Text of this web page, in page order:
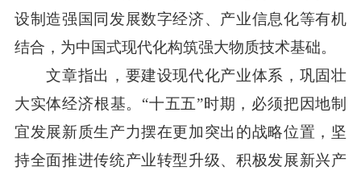
设制造强国同发展数字经济、产业信息化等有机
结合，为中国式现代化构筑强大物质技术基础。
文章指出，要建设现代化产业体系，巩固壮
大实体经济根基。“十五五”时期，必须把因地制
宜发展新质生产力摆在更加突出的战略位置，坚
持全面推进传统产业转型升级、积极发展新兴产